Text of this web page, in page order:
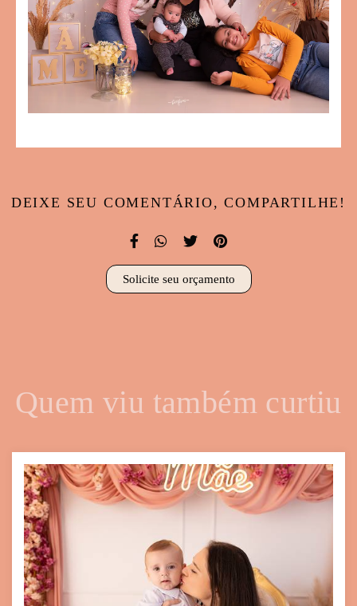
DEIXE SEU COMENTÁRIO, COMPARTILHE!
Solicite seu orçamento
Quem viu também curtiu